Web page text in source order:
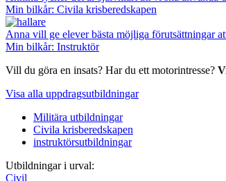
Min bilkår: Civila krisberedskapen
Anna vill ge elever bästa möjliga förutsättningar
Min bilkår: Instruktör
Vill du göra en insats? Har du ett motorintresse?
Visa alla uppdragsutbildningar
Militära utbildningar
Civila krisberedskapen
instruktörsutbildningar
Utbildningar i urval:
Civil